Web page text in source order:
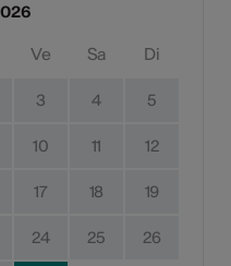
Ve Sa Di
3 4 5
10 11 12
17 18 19
24 25 26